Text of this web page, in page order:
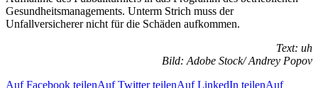
Gesundheitsmanagements. Unterm Strich muss der
Unfallversicherer nicht für die Schäden aufkommen.
Text: uh
Bild: Adobe Stock/ Andrey Popov
Auf Facebook teilenAuf Twitter teilenAuf LinkedIn teilenAuf